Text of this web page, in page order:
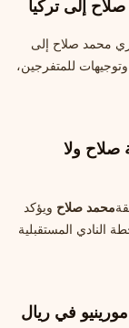
إلى تركيا
محمد صلاح إلى
للمتفرجين،
ولا
محمد صلاح ويؤكد
النادي المستقبلية
في ريال